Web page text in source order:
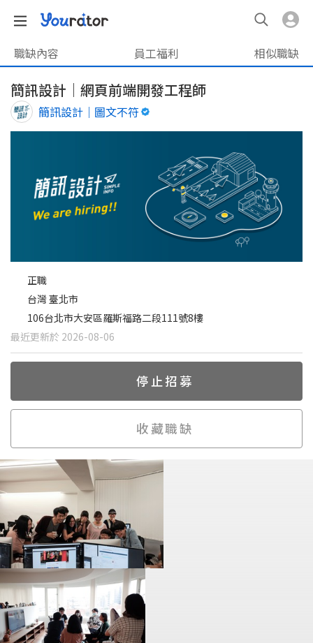
職缺內容 員工福利 相似職缺
簡訊設計｜網頁前端開發工程師
簡訊設計｜圖文不符
正職
台灣 臺北市
106台北市大安區羅斯福路二段111號8樓
最近更新於 2026-08-06
停止招募
收藏職缺